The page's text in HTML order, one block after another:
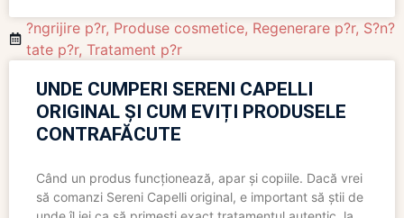
?ngrijire p?r, Produse cosmetice, Regenerare p?r, S?n?
tate p?r, Tratament p?r
UNDE CUMPERI SERENI CAPELLI
ORIGINAL ȘI CUM EVIȚI PRODUSELE
CONTRAFĂCUTE
Când un produs funcționează, apar și copiile. Dacă vrei
să comanzi Sereni Capelli original, e important să știi de